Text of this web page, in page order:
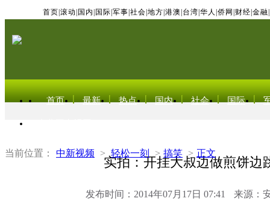
首页 滚动 国内 国际 军事 社会 地方 港澳 台湾 华人 侨网 财经 金融
首页 最新 热点 国内 社会 国际
当前位置： 中新视频 > 轻松一刻 > 搞笑 > 正文
实拍：开挂大叔边做煎饼边
发布时间：2014年07月17日 07:41 来源：